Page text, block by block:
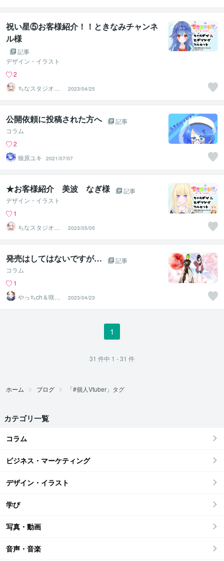
祝い星⑤お客様紹介！！ときなみチャンネ
ル様
記事
デザイン・イラスト
2
ちなスタジオ＠
かわいいキャラ
制作
2023/04/25
公開依頼に投稿された方へ
記事
コラム
2
狼原ユキ
2021/07/07
★お客様紹介 美波 なぎ様
記事
デザイン・イラスト
1
ちなスタジオ＠
かわいいキャラ
制作
2023/05/05
発売はしてはないですが…
記事
コラム
1
やっちch＆咲華
もな〖3D作成･
加工屋〗
2023/04/23
1
31 件中 1 - 31 件
ホーム ブログ 「#個人Vtuber」タグ
カテゴリ一覧
コラム
ビジネス・マーケティング
デザイン・イラスト
学び
写真・動画
音声・音楽